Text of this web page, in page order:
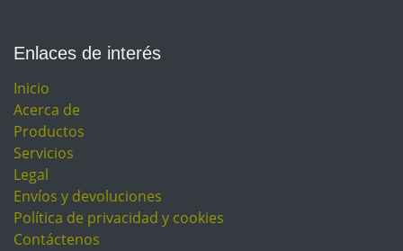
Enlaces de interés
Inicio
Acerca de
Productos
Servicios
Legal
Envíos y devoluciones
Política de privacidad y cookies
Contáctenos